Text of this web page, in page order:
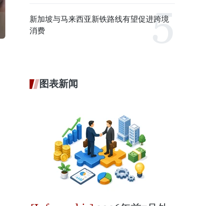
新加坡与马来西亚新铁路线有望促进跨境
消费
图表新闻